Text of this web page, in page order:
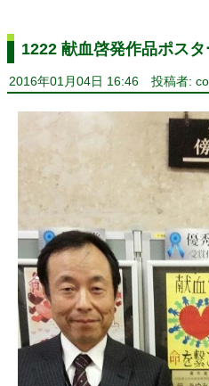
1222 献血啓発作品ポス
2016年01月04日 16:46 投稿者: